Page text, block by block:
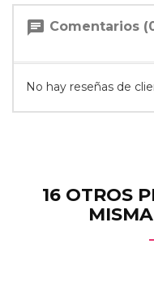
chat Comentarios
No hay reseñas de
16 OTROS